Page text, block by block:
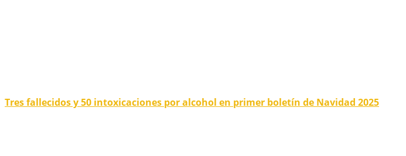
Tres fallecidos y 50 intoxicaciones por alcohol en primer boletín de Navidad 2025